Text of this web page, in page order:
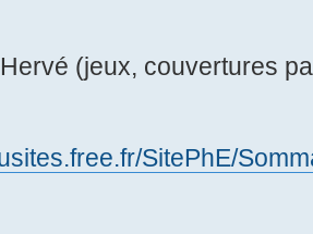
(jeux, couvertures
SitePhE/